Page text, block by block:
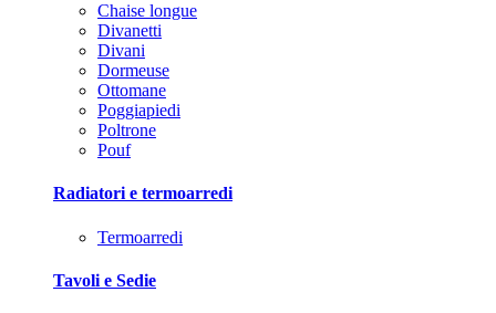
Chaise longue
Divanetti
Divani
Dormeuse
Ottomane
Poggiapiedi
Poltrone
Pouf
Radiatori e termoarredi
Termoarredi
Tavoli e Sedie